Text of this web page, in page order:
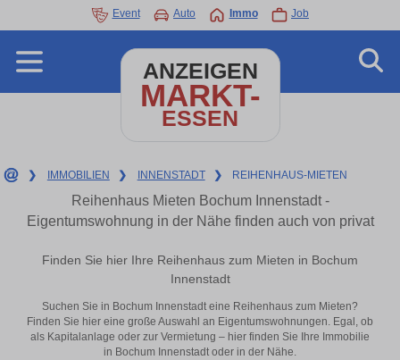
Event Auto Immo Job
ANZEIGEN
MARKT-
ESSEN
❯ IMMOBILIEN ❯ INNENSTADT ❯ REIHENHAUS-MIETEN
Reihenhaus Mieten Bochum Innenstadt -
Eigentumswohnung in der Nähe finden auch von privat
Finden Sie hier Ihre Reihenhaus zum Mieten in Bochum
Innenstadt
Suchen Sie in Bochum Innenstadt eine Reihenhaus zum Mieten?
Finden Sie hier eine große Auswahl an Eigentumswohnungen. Egal, ob
als Kapitalanlage oder zur Vermietung – hier finden Sie Ihre Immobilie
in Bochum Innenstadt oder in der Nähe.